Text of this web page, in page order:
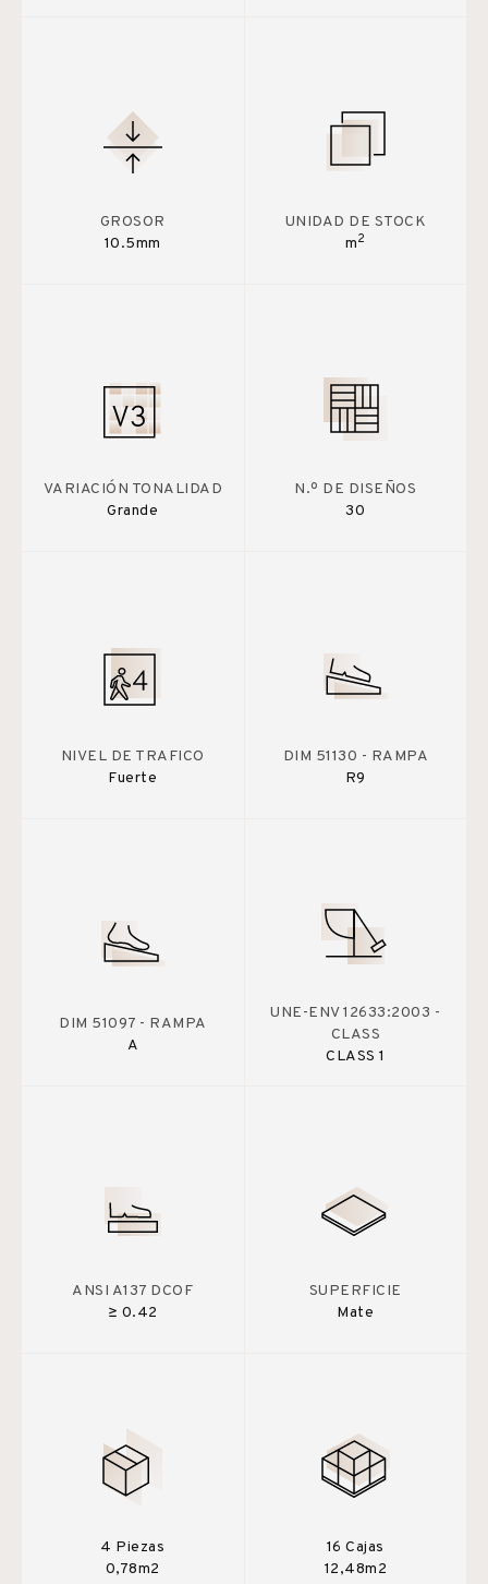
GROSOR
10.5mm
UNIDAD DE STOCK
m2
VARIACIÓN TONALIDAD
Grande
N.º DE DISEÑOS
30
NIVEL DE TRAFICO
Fuerte
DIM 51130 - RAMPA
R9
DIM 51097 - RAMPA
A
UNE-ENV 12633:2003 -
CLASS
CLASS 1
ANSI A137 DCOF
≥ 0.42
SUPERFICIE
Mate
4 Piezas
0,78m2
16 Cajas
12,48m2